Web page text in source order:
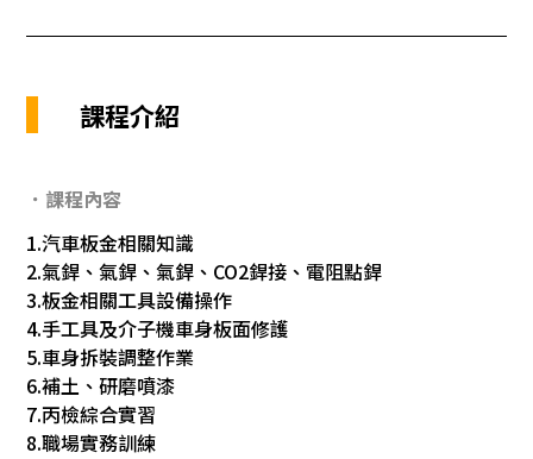
課程介紹
．課程內容
1.汽車板金相關知識
2.氣銲、氣銲、氣銲、CO2銲接、電阻點銲
3.板金相關工具設備操作
4.手工具及介子機車身板面修護
5.車身拆裝調整作業
6.補土、研磨噴漆
7.丙檢綜合實習
8.職場實務訓練